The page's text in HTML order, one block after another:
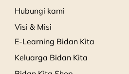
Hubungi kami
Visi & Misi
E-Learning Bidan Kita
Keluarga Bidan Kita